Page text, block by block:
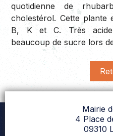
quotidienne de
cholestérol. Cette plante
B, K et C. Très
beaucoup de sucre lors
Mairie
4 Place
09310